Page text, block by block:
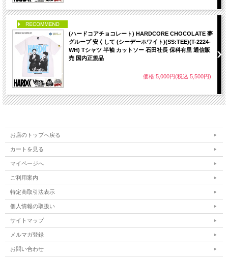
(ハードコアチョコレート) HARDCORE CHOCOLATE 夢
グループ 安くして (シーデーホワイト)(SS:TEE)(T-2224-
WH) Tシャツ 半袖 カットソー 石田社長 保科有里 通信販
売 国内正規品
価格:5,000円(税込 5,500円)
お店のトップへ戻る
カートを見る
マイページへ
ご利用案内
特定商取引法表示
個人情報の取扱い
サイトマップ
メルマガ登録
お問い合わせ